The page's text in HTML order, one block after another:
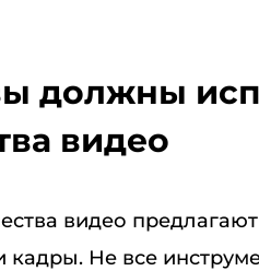
должны
видео
видео
Не все